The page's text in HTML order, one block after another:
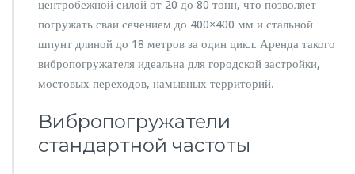
центробежной силой от 20 до 80 тонн, что позволяет
погружать сваи сечением до 400×400 мм и стальной
шпунт длиной до 18 метров за один цикл. Аренда такого
вибропогружателя идеальна для городской застройки,
мостовых переходов, намывных территорий.
Вибропогружатели
стандартной частоты